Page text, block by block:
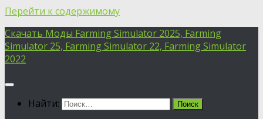
Перейти к содержимому
Скачать Моды Farming Simulator 2025, Farming
Simulator 25, Farming Simulator 22, Farming Simulator
2022
Найти: